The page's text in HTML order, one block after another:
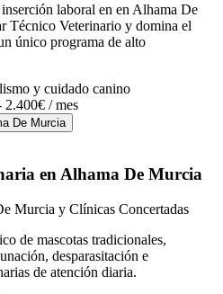
laboral en en Alhama De
Técnico Veterinario y domina el
único programa de alto
y cuidado canino
2.400€ / mes
De Murcia
en Alhama De Murcia
Murcia y Clínicas Concertadas
de mascotas tradicionales,
desparasitación e
de atención diaria.